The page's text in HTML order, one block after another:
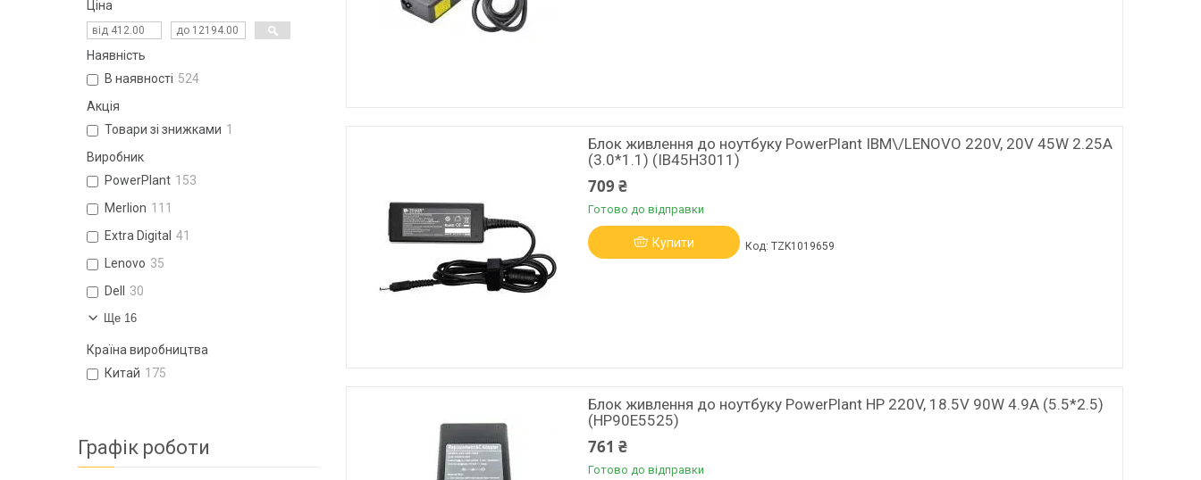
Блок живлення до ноутбуку PowerPlant IBM\/LENOVO 220V, 20V 45W 2.25A
(3.0*1.1) (IB45H3011)
709 ₴
Готово до відправки
Купити TZK1019659
Блок живлення до ноутбуку PowerPlant HP 220V, 18.5V 90W 4.9A (5.5*2.5)
(HP90E5525)
761 ₴
Готово до відправки
Ціна
Наявність
В наявності 524
Акція
Товари зі знижками 1
Виробник
PowerPlant 153
Merlion 111
Extra Digital 41
Lenovo 35
Dell
30
Ще 16
Країна виробництва
Китай 175
Графік роботи